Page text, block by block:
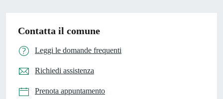
Contatta il comune
Leggi le domande frequenti
Richiedi assistenza
Prenota appuntamento